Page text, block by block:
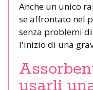
Anche un unico
se affrontato nel
senza problemi
l'inizio di una